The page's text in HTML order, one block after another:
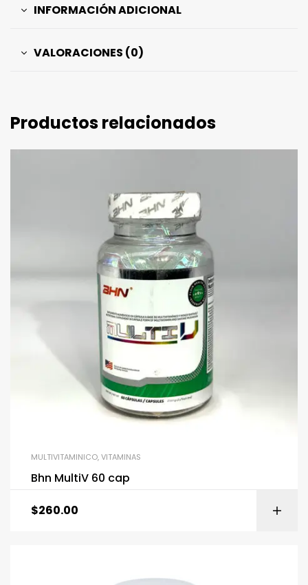
INFORMACIÓN ADICIONAL
VALORACIONES (0)
Productos relacionados
MULTIVITAMINICO,VITAMINAS
Bhn MultiV 60 cap
$260.00